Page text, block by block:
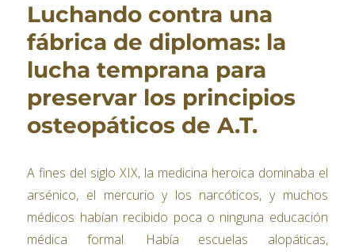
Luchando contra una
fábrica de diplomas: la
lucha temprana para
preservar los principios
osteopáticos de A.T.
A fines del siglo XIX, la medicina heroica dominaba el
arsénico, el mercurio y los narcóticos, y muchos
médicos habían recibido poca o ninguna educación
médica formal. Había escuelas alopáticas,